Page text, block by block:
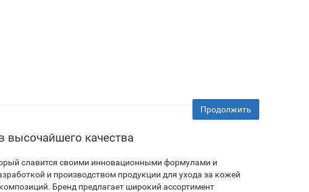
Продолжить
высочайшего качества
славится своими инновационными формулами и
и производством продукции для ухода за кожей
Бренд предлагает широкий ассортимент